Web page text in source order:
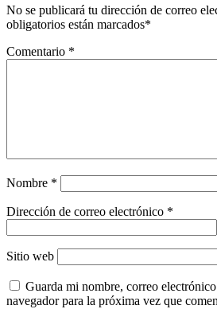
No se publicará tu dirección de correo
obligatorios están marcados*
Comentario *
Nombre *
Dirección de correo electrónico *
Sitio web
Guarda mi nombre, correo
navegador para la próxima vez que